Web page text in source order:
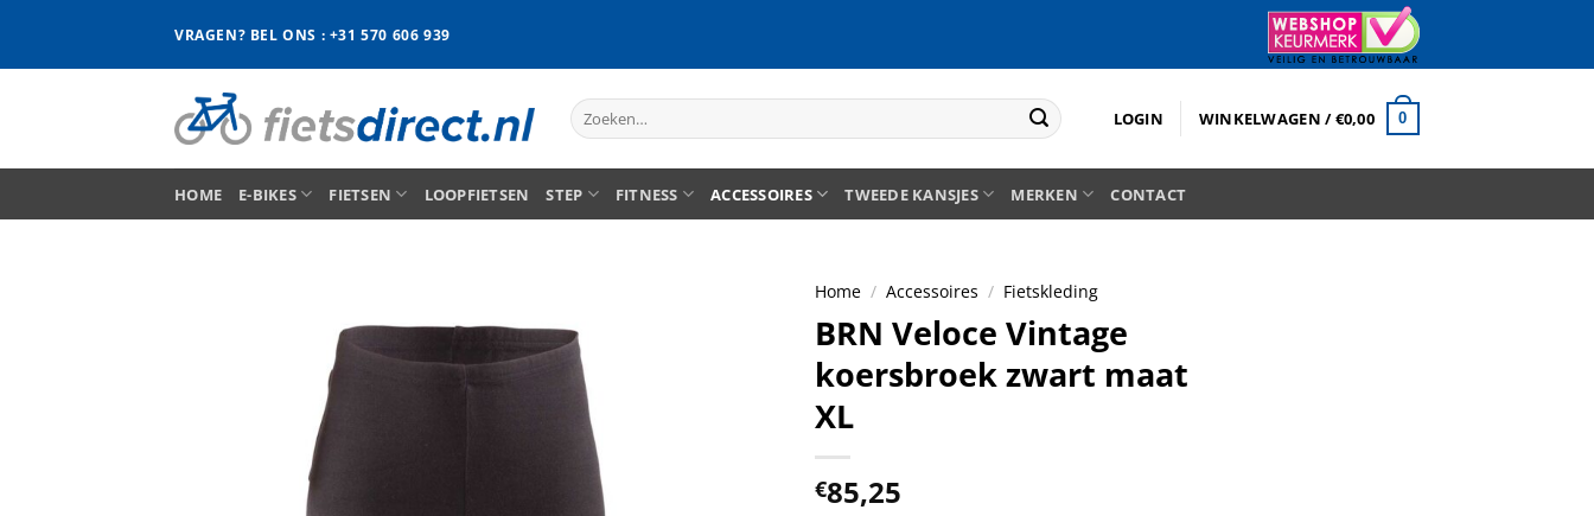
inhoud
VRAGEN? BEL ONS : +31 570 606 939
Zoeken
naar:
LOGIN WINKELWAGEN /€0,00 0
HOME E-BIKES FIETSEN LOOPFIETSEN STEP FITNESS ACCESSOIRES TWEEDE KANSJES MERKEN CONTACT
Home / Accessoires / Fietskleding
BRN Veloce Vintage
koersbroek zwart maat
XL
€85,25